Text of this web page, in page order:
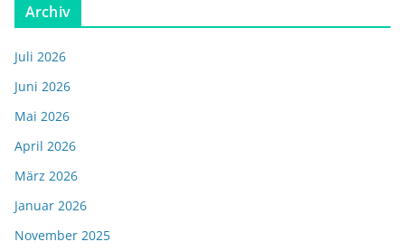
Archiv
Juli 2026
Juni 2026
Mai 2026
April 2026
März 2026
Januar 2026
November 2025